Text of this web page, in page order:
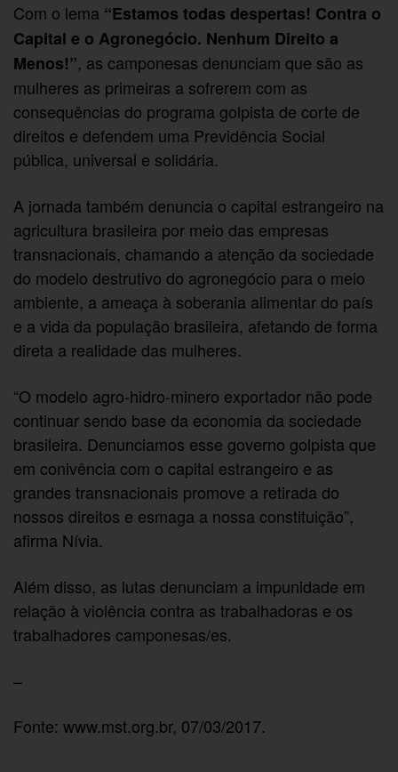
Com o lema “Estamos todas despertas! Contra o
Capital e o Agronegócio. Nenhum Direito a
Menos!”, as camponesas denunciam que são as
mulheres as primeiras a sofrerem com as
consequências do programa golpista de corte de
direitos e defendem uma Previdência Social
pública, universal e solidária.
A jornada também denuncia o capital estrangeiro na
agricultura brasileira por meio das empresas
transnacionais, chamando a atenção da sociedade
do modelo destrutivo do agronegócio para o meio
ambiente, a ameaça à soberania alimentar do país
e a vida da população brasileira, afetando de forma
direta a realidade das mulheres.
“O modelo agro-hidro-minero exportador não pode
continuar sendo base da economia da sociedade
brasileira. Denunciamos esse governo golpista que
em conivência com o capital estrangeiro e as
grandes transnacionais promove a retirada do
nossos direitos e esmaga a nossa constituição”,
afirma Nívia.
Além disso, as lutas denunciam a impunidade em
relação à violência contra as trabalhadoras e os
trabalhadores camponesas/es.
–
Fonte: www.mst.org.br, 07/03/2017.